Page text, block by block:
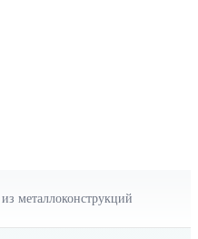
металлоконструкций